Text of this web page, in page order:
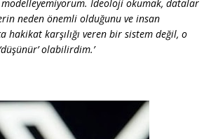
İdeoloji okumak, datalar
neden önemli olduğunu ve insan
hakikat karşılığı veren bir sistem değil, o
olabilirdim.’